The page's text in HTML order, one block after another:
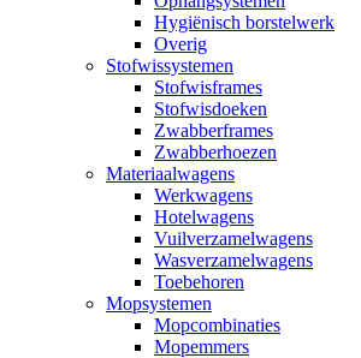
Hygiënisch borstelwerk
Overig
Stofwissystemen
Stofwisframes
Stofwisdoeken
Zwabberframes
Zwabberhoezen
Materiaalwagens
Werkwagens
Hotelwagens
Vuilverzamelwagens
Wasverzamelwagens
Toebehoren
Mopsystemen
Mopcombinaties
Mopemmers